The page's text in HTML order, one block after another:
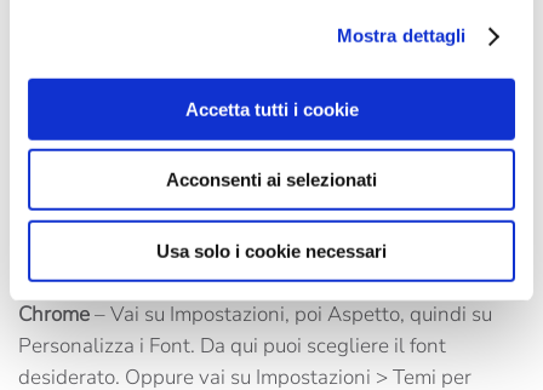
Mostra dettagli
Accetta tutti i cookie
Acconsenti ai selezionati
Usa solo i cookie necessari
– Seleziona Opzioni, poi Contenuti,
quindi Font e Colori per scegliere l’opzione più adatta a
– Vai su Preferenze, quindi sul pannello Aspetto.
Clicca sul pulsante Seleziona accanto ai campi del font
per modificare la visualizzazione.
Chrome– Vai su Impostazioni, poi Aspetto, quindi su
Personalizza i Font. Da qui puoi scegliere il font
desiderato. Oppure vai su Impostazioni > Temi per